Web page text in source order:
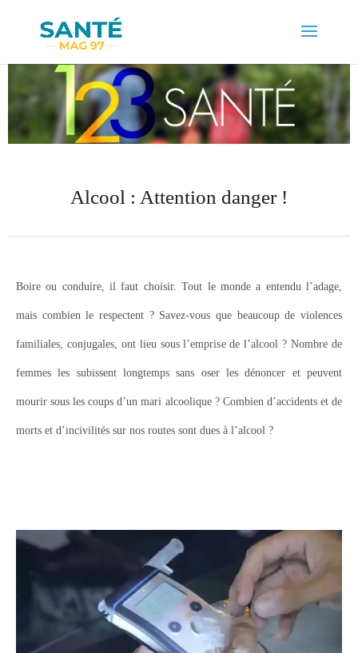
Alcool : Attention danger !
Boire ou conduire, il faut choisir. Tout le monde a entendu l’adage,
mais combien le respectent ? Savez-vous que beaucoup de violences
familiales, conjugales, ont lieu sous l’emprise de l’alcool ? Nombre de
femmes les subissent longtemps sans oser les dénoncer et peuvent
mourir sous les coups d’un mari alcoolique ? Combien d’accidents et de
morts et d’incivilités sur nos routes sont dues à l’alcool ?